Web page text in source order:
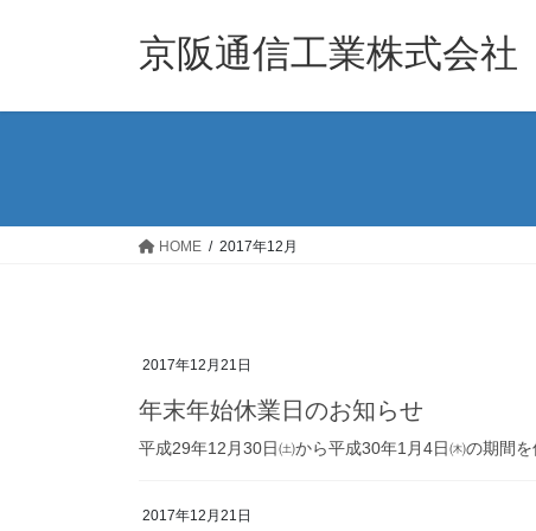
京阪通信工業株式会社
HOME 2017年12月
2017年12月21日
年末年始休業日のお知らせ
平成29年12月30日㈯から平成30年1月4日㈭の期間を
2017年12月21日